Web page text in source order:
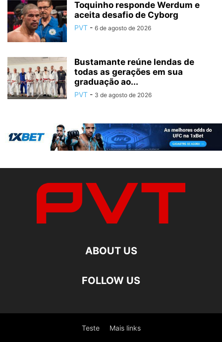
Toquinho responde Werdum e
aceita desafio de Cyborg
PVT - 6 de agosto de 2026
Bustamante reúne lendas de
todas as gerações em sua
graduação ao...
PVT - 3 de agosto de 2026
ABOUT US
FOLLOW US
Teste Mais links